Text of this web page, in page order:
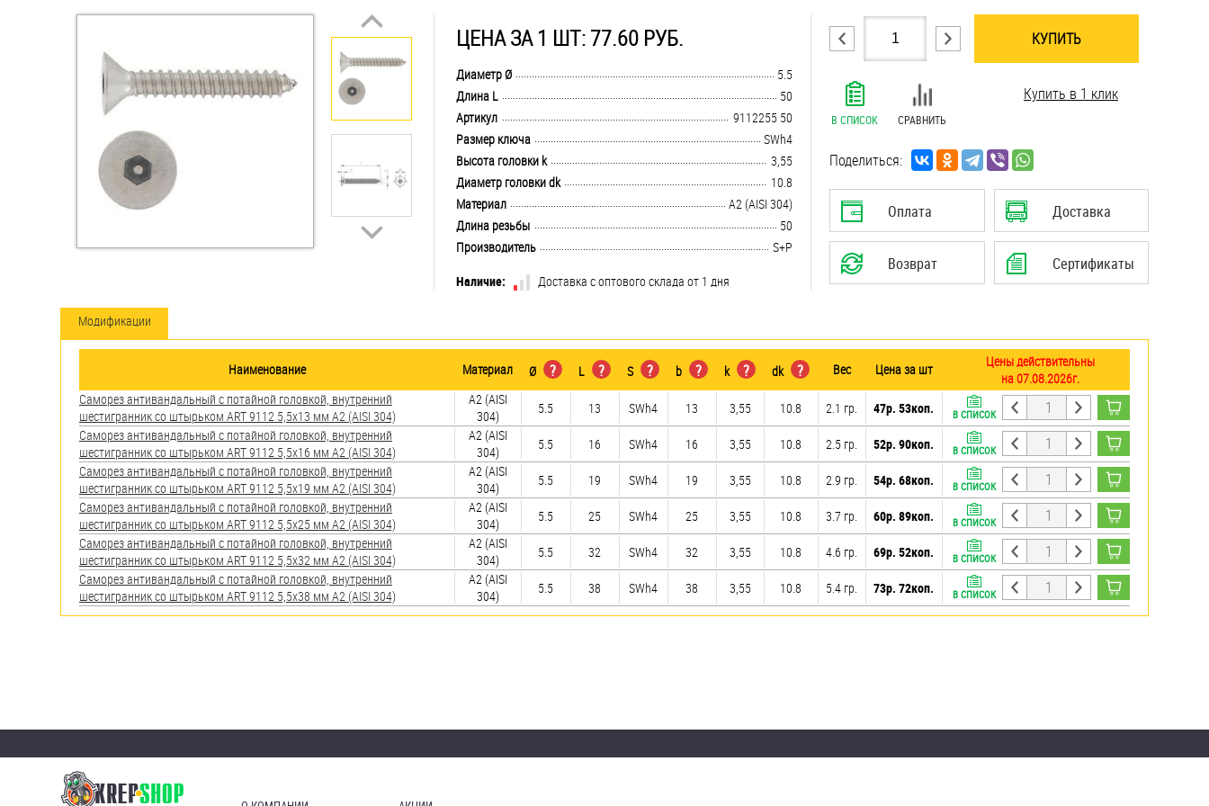
Гайки
Дюбели
Дюймовый крепёж
Заклепки (Гайки-Заклепки)
Инструмент
Крюки, кольца с шурупной
резьбой
Оснастка и аксессуары для
яхт
Пробки
Саморезы и шурупы
Стопорные кольца
Такелаж
Хомуты
Шплинты
Штифты и пальцы
ЦЕНА ЗА 1 ШТ: 77.60 РУБ.
........................................................................................................................................................................................................
Диаметр Ø
5.5
........................................................................................................................................................................................................
Длина L
50
........................................................................................................................................................................................................
Артикул
9112255 50
........................................................................................................................................................................................................
Размер ключа
SWh4
........................................................................................................................................................................................................
Высота головки k
3,55
........................................................................................................................................................................................................
Диаметр головки dk
10.8
........................................................................................................................................................................................................
Материал
А2 (AISI 304)
........................................................................................................................................................................................................
Длина резьбы
50
........................................................................................................................................................................................................
Производитель
S+P
Наличие:
Доставка с оптового склада от 1 дня
КУПИТЬ
В СПИСОК СРАВНИТЬ
Купить в 1 клик
Поделиться:
Оплата Доставка
Возврат Сертификаты
Модификации
Наименование Материал Ø ? L ? S ? b ? k ? dk ? Вес Цена за шт
Цены действительны
на 07.08.2026г.
Саморез антивандальный с потайной головкой, внутренний
шестигранник со штырьком ART 9112 5,5х13 мм А2 (AISI 304)
А2 (AISI
304)
5.5 13 SWh4 13 3,55 10.8 2.1 гр. 47р. 53коп. В СПИСОК
Саморез антивандальный с потайной головкой, внутренний
шестигранник со штырьком ART 9112 5,5х16 мм А2 (AISI 304)
А2 (AISI
304)
5.5 16 SWh4 16 3,55 10.8 2.5 гр. 52р. 90коп. В СПИСОК
Саморез антивандальный с потайной головкой, внутренний
шестигранник со штырьком ART 9112 5,5х19 мм А2 (AISI 304)
А2 (AISI
304)
5.5 19 SWh4 19 3,55 10.8 2.9 гр. 54р. 68коп. В СПИСОК
Саморез антивандальный с потайной головкой, внутренний
шестигранник со штырьком ART 9112 5,5х25 мм А2 (AISI 304)
А2 (AISI
304)
5.5 25 SWh4 25 3,55 10.8 3.7 гр. 60р. 89коп. В СПИСОК
Саморез антивандальный с потайной головкой, внутренний
шестигранник со штырьком ART 9112 5,5х32 мм А2 (AISI 304)
А2 (AISI
304)
5.5 32 SWh4 32 3,55 10.8 4.6 гр. 69р. 52коп. В СПИСОК
Саморез антивандальный с потайной головкой, внутренний
шестигранник со штырьком ART 9112 5,5х38 мм А2 (AISI 304)
А2 (AISI
304)
5.5 38 SWh4 38 3,55 10.8 5.4 гр. 73р. 72коп. В СПИСОК